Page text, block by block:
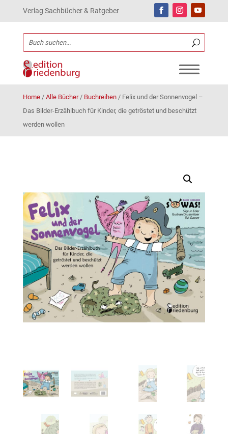
Verlag Sachbücher & Ratgeber
Home/ Alle Bücher/ Buchreihen/ Felix und der Sonnenvogel –
Das Bilder-Erzählbuch für Kinder, die getröstet und beschützt
werden wollen